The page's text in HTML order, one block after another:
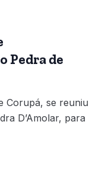
Pedra de
Corupá, se reuniu
D’Amolar, para